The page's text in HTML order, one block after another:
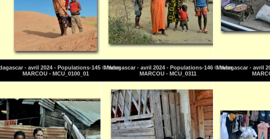
- avril 2024 - Populations-145 © Yvan
MARCOU - MCU_0100_01
Madagascar - avril 2024 - Populations-146 © Yvan
MARCOU - MCU_0311
Madagascar - avril